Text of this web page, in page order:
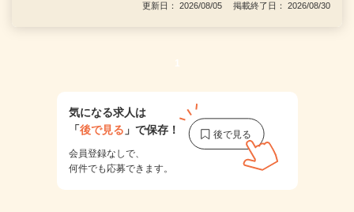
更新日： 2026/08/05 掲載終了日： 2026/08/30
1
気になる求人は
「後で見る 」で保存！
会員登録なしで、
何件でも応募できます。